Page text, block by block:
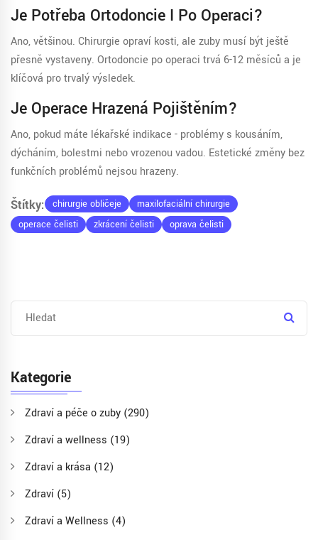
Je Potřeba Ortodoncie I Po Operaci?
Ano, většinou. Chirurgie opraví kosti, ale zuby musí být ještě
přesně vystaveny. Ortodoncie po operaci trvá 6-12 měsíců a je
klíčová pro trvalý výsledek.
Je Operace Hrazená Pojištěním?
Ano, pokud máte lékařské indikace - problémy s kousáním,
dýcháním, bolestmi nebo vrozenou vadou. Estetické změny bez
funkčních problémů nejsou hrazeny.
Štítky: chirurgie obličeje
maxilofaciální chirurgie
operace čelisti
zkrácení čelisti oprava čelisti
Kategorie
Zdraví a péče o zuby (290)
Zdraví a wellness (19)
Zdraví a krása (12)
Zdraví (5)
Zdraví a Wellness (4)